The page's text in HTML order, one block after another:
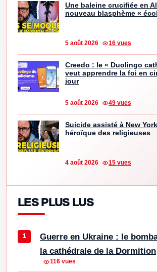
Une baleine crucifiée en
nouveau blasphème «
5 août 2026 16 vues
Creedo : le « Duolingo
veut apprendre la foi en
jour
5 août 2026 49 vues
Suicide assisté à New
héroïque des religieuses
4 août 2026 15 vues
LES PLUS LUS
Guerre en Ukraine : le
la cathédrale de la Dormition
116 vues